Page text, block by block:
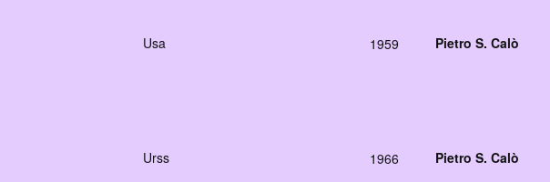
Usa 1959 Pietro S. Calò
Urss 1966 Pietro S. Calò